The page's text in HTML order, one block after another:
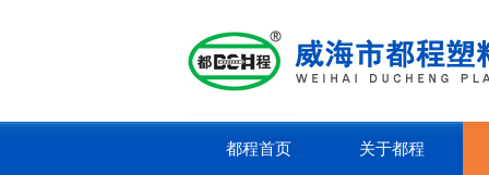
都程首页 关于都程